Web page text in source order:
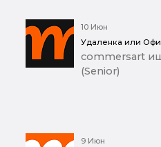
10 Июн
Удаленка или
commersart
(Senior)
9 Июн